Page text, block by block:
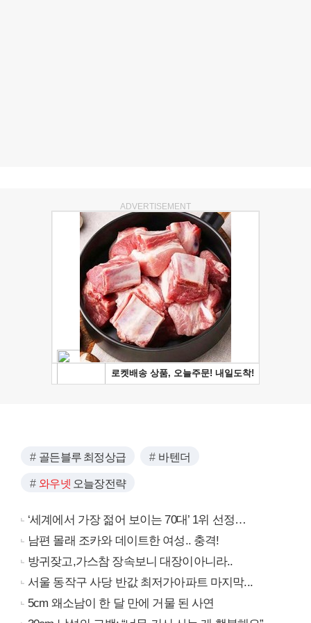
ADVERTISEMENT
골든블루 최정상급 바텐더
와우넷 오늘장전략
‘세계에서 가장 젊어 보이는 70대’ 1위 선정…
남편 몰래 조카와 데이트한 여성.. 충격!
방귀잦고,가스참 장속보니 대장이아니라..
서울 동작구 사당 반값 최저가아파트 마지막...
5cm 왜소남이 한 달 만에 거물 된 사연